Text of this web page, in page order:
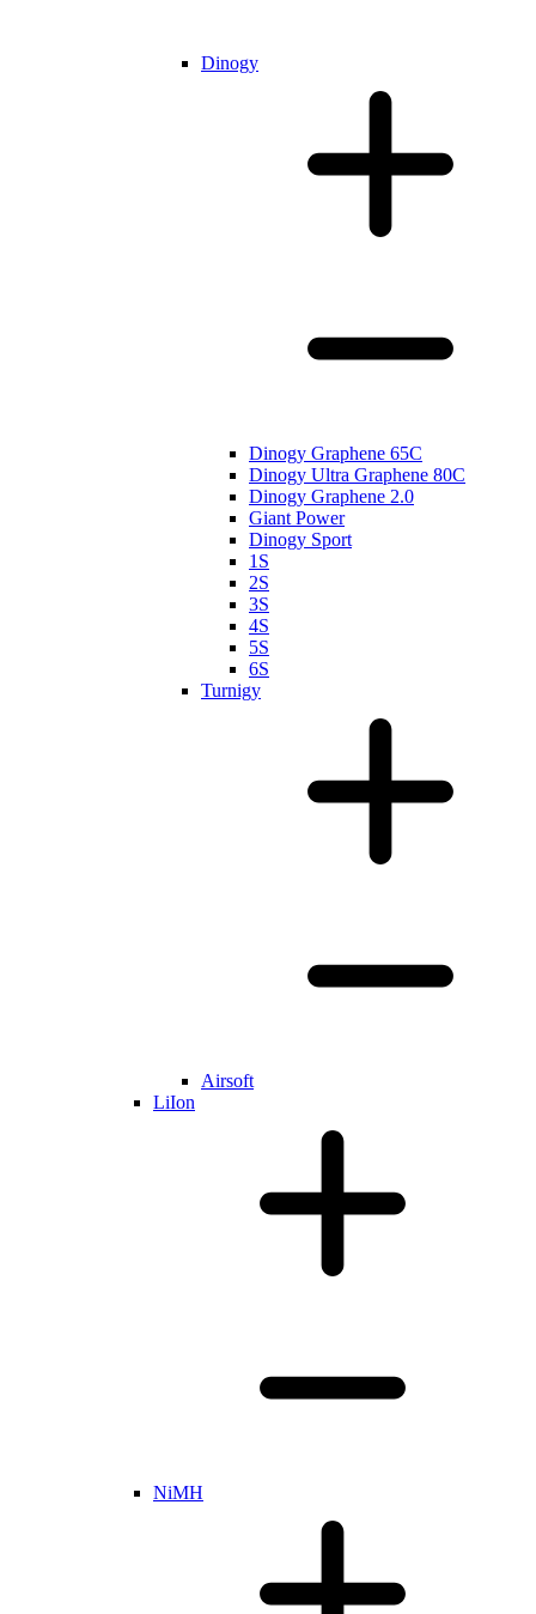
Dinogy
Dinogy Graphene 65C
Dinogy Ultra Graphene 80C
Dinogy Graphene 2.0
Giant Power
Dinogy Sport
1S
2S
3S
4S
5S
6S
Turnigy
Airsoft
LiIon
NiMH